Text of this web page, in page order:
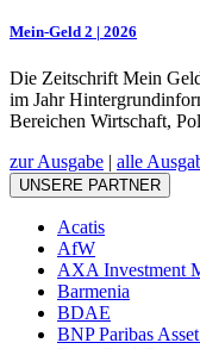
Mein-Geld 2 | 2026
Die Zeitschrift Mein
im Jahr
Bereichen Wirtschaft,
zur Ausgabe | alle
UNSERE PARTNER
Acatis
AfW
AXA Investment
Barmenia
BDAE
BNP Paribas